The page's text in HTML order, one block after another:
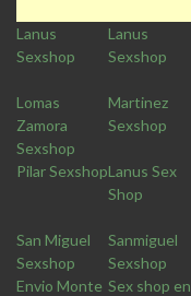
Lanus
Sexshop
Lanus
Sexshop
Lomas
Zamora
Sexshop
Martinez
Sexshop
Pilar SexshopLanus Sex
Shop
San Miguel
Sexshop
Sanmiguel
Sexshop
Envio Monte Sex shop en